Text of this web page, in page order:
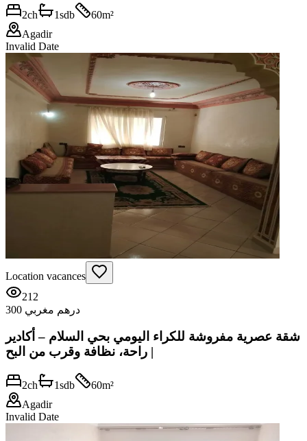
2ch 1sdb 60m²
Agadir
Invalid Date
Location vacances
212
300 درهم مغربي
شقة عصرية مفروشة للكراء اليومي بحي السلام – أكادير
| راحة، نظافة وقرب من البح
2ch 1sdb 60m²
Agadir
Invalid Date